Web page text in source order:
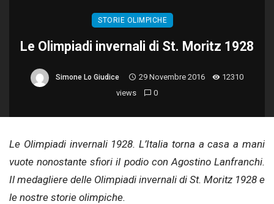
STORIE OLIMPICHE
Le Olimpiadi invernali di St. Moritz 1928
Simone Lo Giudice 29 Novembre 2016
12310
views
0
Le Olimpiadi invernali 1928. L’Italia torna a casa a mani
vuote nonostante sfiori il podio con Agostino Lanfranchi.
Il medagliere delle Olimpiadi invernali di St. Moritz 1928 e
le nostre storie olimpiche.